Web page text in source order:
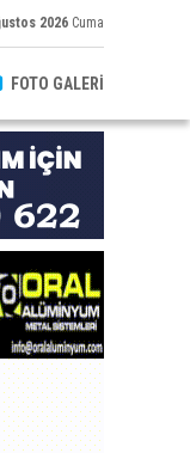
2026 Cuma
FOTO GALERİ